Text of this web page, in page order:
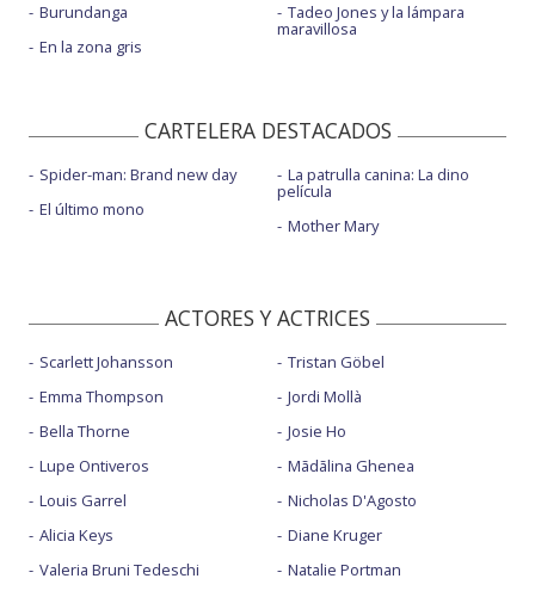
Burundanga
En la zona gris
Tadeo Jones y la lámpara
maravillosa
CARTELERA DESTACADOS
Spider-man: Brand new day
El último mono
La patrulla canina: La dino
película
Mother Mary
ACTORES Y ACTRICES
Scarlett Johansson
Emma Thompson
Bella Thorne
Lupe Ontiveros
Louis Garrel
Alicia Keys
Valeria Bruni Tedeschi
Tristan Göbel
Jordi Mollà
Josie Ho
Mãdãlina Ghenea
Nicholas D'Agosto
Diane Kruger
Natalie Portman